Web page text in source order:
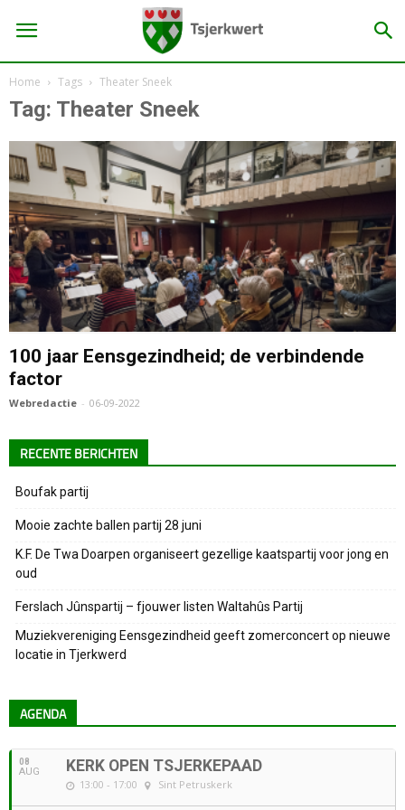
Home Tags Theater Sneek
Tag: Theater Sneek
100 jaar Eensgezindheid; de verbindende
factor
Webredactie - 06-09-2022
RECENTE BERICHTEN
Boufak partij
Mooie zachte ballen partij 28 juni
K.F. De Twa Doarpen organiseert gezellige kaatspartij voor jong en
oud
Ferslach Jûnspartij – fjouwer listen Waltahûs Partij
Muziekvereniging Eensgezindheid geeft zomerconcert op nieuwe
locatie in Tjerkwerd
AGENDA
08
AUG KERK OPEN TSJERKEPAAD
13:00 - 17:00 Sint Petruskerk